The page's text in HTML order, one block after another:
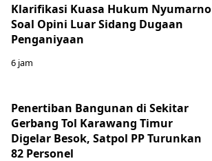
Klarifikasi Kuasa Hukum Nyumarno
Soal Opini Luar Sidang Dugaan
Penganiyaan
6 jam
Penertiban Bangunan di Sekitar
Gerbang Tol Karawang Timur
Digelar Besok, Satpol PP Turunkan
82 Personel